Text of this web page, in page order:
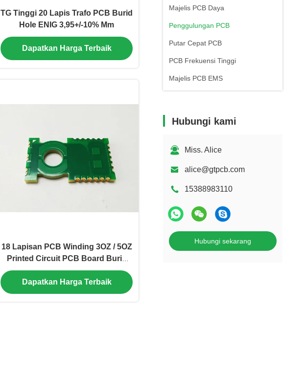
Majelis PCB Daya
Penggulungan PCB
Putar Cepat PCB
PCB Frekuensi Tinggi
Majelis PCB EMS
Hubungi kami
Miss. Alice
alice@gtpcb.com
15388983110
Hubungi sekarang
TG Tinggi 20 Lapis Trafo PCB Burid
Hole ENIG 3,95+/-10% Mm
Dapatkan Harga Terbaik
18 Lapisan PCB Winding 3OZ / 5OZ
Printed Circuit PCB Board Burid
Hole
Dapatkan Harga Terbaik